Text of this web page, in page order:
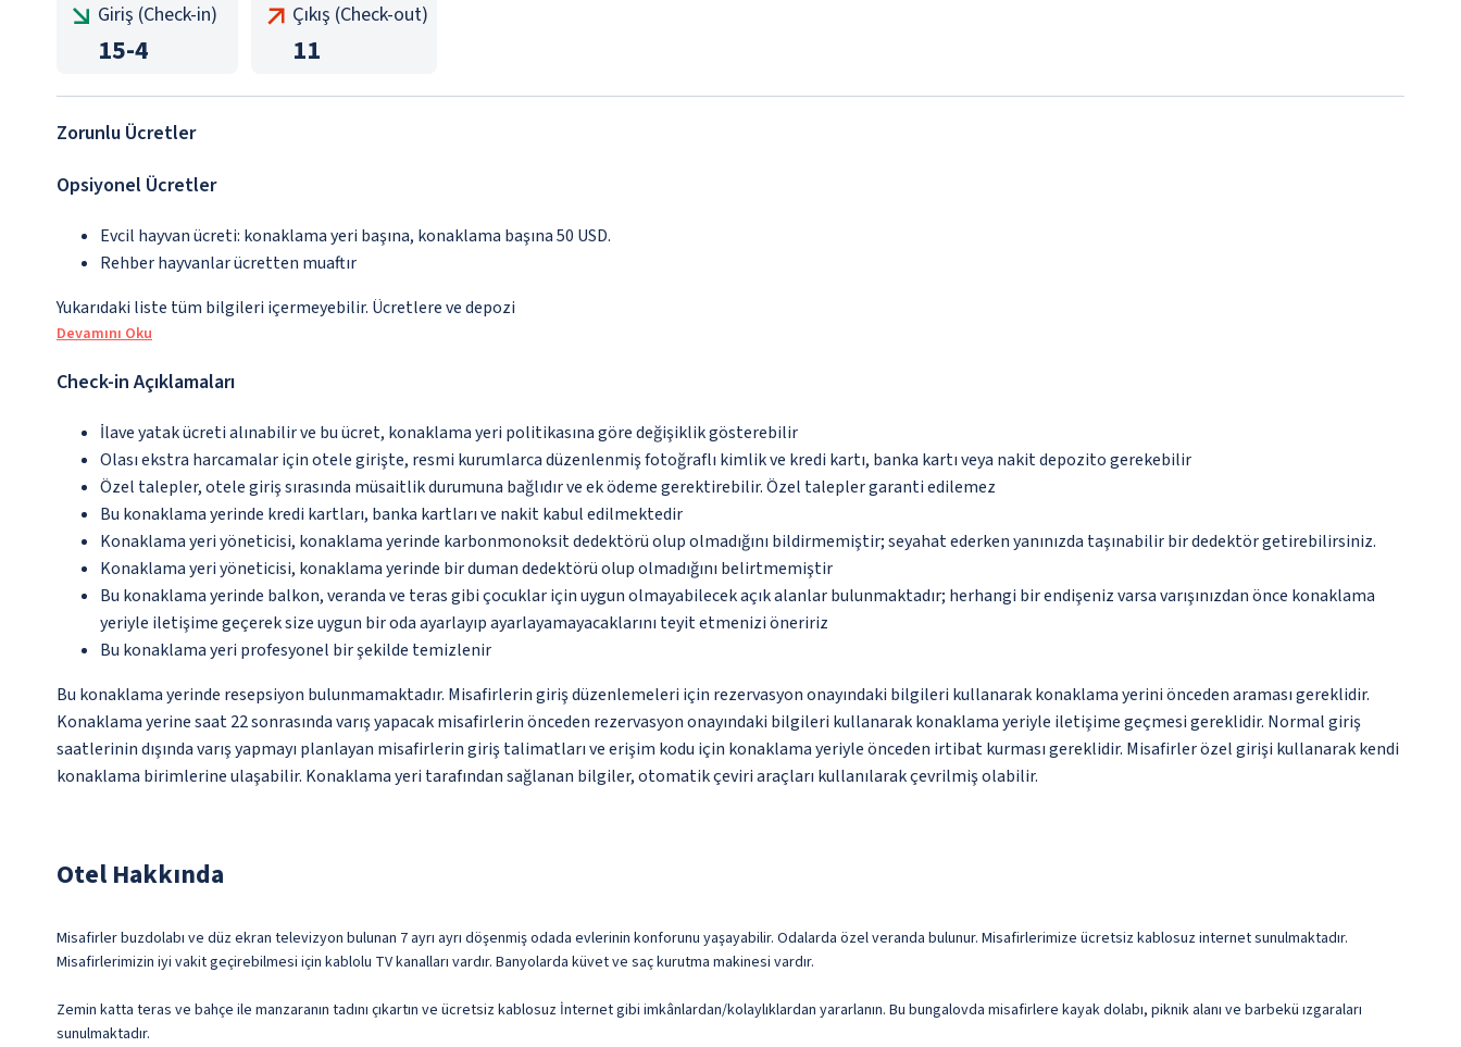
Giriş (Check-in)
15-4
Çıkış (Check-out)
11
Zorunlu Ücretler
Opsiyonel Ücretler
Evcil hayvan ücreti: konaklama yeri başına, konaklama başına 50 USD.
Rehber hayvanlar ücretten muaftır
Yukarıdaki liste tüm bilgileri içermeyebilir. Ücretlere ve depozi
Devamını Oku
Check-in Açıklamaları
İlave yatak ücreti alınabilir ve bu ücret, konaklama yeri politikasına göre değişiklik gösterebilir
Olası ekstra harcamalar için otele girişte, resmi kurumlarca düzenlenmiş fotoğraflı kimlik ve kredi kartı, banka kartı veya nakit depozito gerekebilir
Özel talepler, otele giriş sırasında müsaitlik durumuna bağlıdır ve ek ödeme gerektirebilir. Özel talepler garanti edilemez
Bu konaklama yerinde kredi kartları, banka kartları ve nakit kabul edilmektedir
Konaklama yeri yöneticisi, konaklama yerinde karbonmonoksit dedektörü olup olmadığını bildirmemiştir; seyahat ederken yanınızda taşınabilir bir dedektör getirebilirsiniz.
Konaklama yeri yöneticisi, konaklama yerinde bir duman dedektörü olup olmadığını belirtmemiştir
Bu konaklama yerinde balkon, veranda ve teras gibi çocuklar için uygun olmayabilecek açık alanlar bulunmaktadır; herhangi bir endişeniz varsa varışınızdan önce konaklama
yeriyle iletişime geçerek size uygun bir oda ayarlayıp ayarlayamayacaklarını teyit etmenizi öneririz
Bu konaklama yeri profesyonel bir şekilde temizlenir
Bu konaklama yerinde resepsiyon bulunmamaktadır. Misafirlerin giriş düzenlemeleri için rezervasyon onayındaki bilgileri kullanarak konaklama yerini önceden araması gereklidir.
Konaklama yerine saat 22 sonrasında varış yapacak misafirlerin önceden rezervasyon onayındaki bilgileri kullanarak konaklama yeriyle iletişime geçmesi gereklidir. Normal giriş
saatlerinin dışında varış yapmayı planlayan misafirlerin giriş talimatları ve erişim kodu için konaklama yeriyle önceden irtibat kurması gereklidir. Misafirler özel girişi kullanarak kendi
konaklama birimlerine ulaşabilir. Konaklama yeri tarafından sağlanan bilgiler, otomatik çeviri araçları kullanılarak çevrilmiş olabilir.
Otel Hakkında
Misafirler buzdolabı ve düz ekran televizyon bulunan 7 ayrı ayrı döşenmiş odada evlerinin konforunu yaşayabilir. Odalarda özel veranda bulunur. Misafirlerimize ücretsiz kablosuz internet sunulmaktadır.
Misafirlerimizin iyi vakit geçirebilmesi için kablolu TV kanalları vardır. Banyolarda küvet ve saç kurutma makinesi vardır.
Zemin katta teras ve bahçe ile manzaranın tadını çıkartın ve ücretsiz kablosuz İnternet gibi imkânlardan/kolaylıklardan yararlanın. Bu bungalovda misafirlere kayak dolabı, piknik alanı ve barbekü ızgaraları
sunulmaktadır.